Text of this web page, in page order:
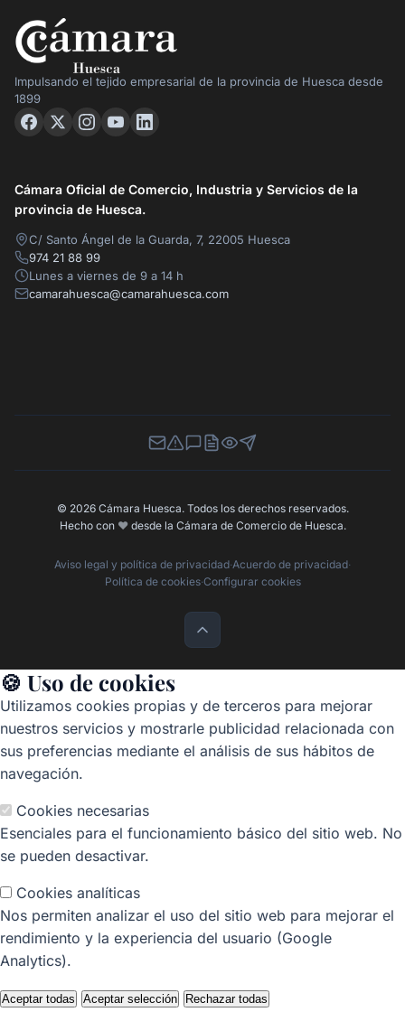
Impulsando el tejido empresarial de la provincia de Huesca desde
1899
Cámara Oficial de Comercio, Industria y Servicios de la
provincia de Huesca.
C/ Santo Ángel de la Guarda, 7, 22005 Huesca
974 21 88 99
Lunes a viernes de 9 a 14 h
camarahuesca@camarahuesca.com
Newsletter
Canal de Denuncias
Buzón de Sugerencias
Perfil Contratante
Ley de Transparencia
Contacta con nosotros
© 2026 Cámara Huesca. Todos los derechos reservados.
Hecho con ❤️desde la Cámara de Comercio de Huesca.
Aviso legal y política de privacidad·Acuerdo de privacidad·
Política de cookies·Configurar cookies
🍪 Uso de cookies
Utilizamos cookies propias y de terceros para mejorar
nuestros servicios y mostrarle publicidad relacionada con
sus preferencias mediante el análisis de sus hábitos de
navegación.
Cookies necesarias
Esenciales para el funcionamiento básico del sitio web. No
se pueden desactivar.
Cookies analíticas
Nos permiten analizar el uso del sitio web para mejorar el
rendimiento y la experiencia del usuario (Google
Analytics).
Aceptar todas Aceptar selección Rechazar todas